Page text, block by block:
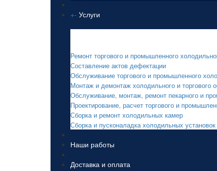
+- Услуги
Ремонт торгового и промышленного
Составление актов дефектации
Обслуживание торгового и промышленного
Монтаж и демонтаж холодильного и торгового
Обслуживание, монтаж, ремонт пекарного и
Проектирование, расчет торгового и
Сборка и ремонт холодильных камер
Сборка и пусконаладка холодильных установок
Наши работы
Доставка и оплата